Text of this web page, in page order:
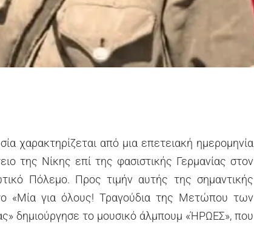
χαρακτηρίζεται από μια επετειακή ημερομηνία
της Νίκης επί της φασιστικής Γερμανίας στον
Πόλεμο. Προς τιμήν αυτής της σημαντικής
«Μία για όλους! Τραγούδια της Μετώπου των
δημιούργησε το μουσικό άλμπουμ «ΉΡΩΕΣ», που